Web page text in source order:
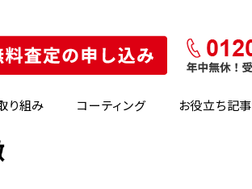
り組み コーティング お役立ち記事